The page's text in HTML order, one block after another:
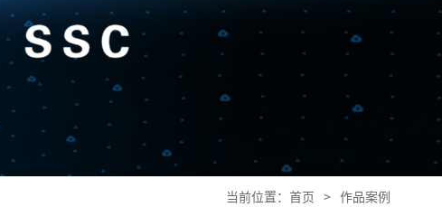
当前位置： 首页 > 作品案例